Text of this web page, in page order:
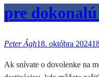
pre
Peter Ágh18. októbra 2024
Ak snívate o dovolenke na